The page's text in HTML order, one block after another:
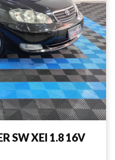
SW XEI 1.8 16V